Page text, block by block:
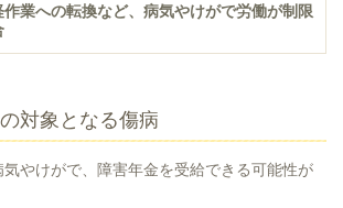
業への転換など、病気やけがで労働が制限
対象となる傷病
気やけがで、障害年金を受給できる可能性が